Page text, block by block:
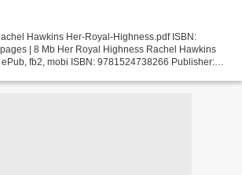
Hawkins Her-Royal-Highness.pdf ISBN:
| 8 Mb Her Royal Highness Rachel Hawkins
ePub, fb2, mobi ISBN: 9781524738266 Publisher: